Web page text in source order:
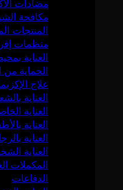
مضادات
مكافحة
المنتجات
منظمات
العناية
الحماية من
علاج
العناية
العناية
العناية
العناية
العناية
المكملات
الدفاعات